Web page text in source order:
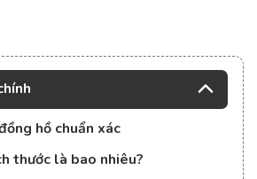
hồ chuẩn xác
thước là bao nhiêu?